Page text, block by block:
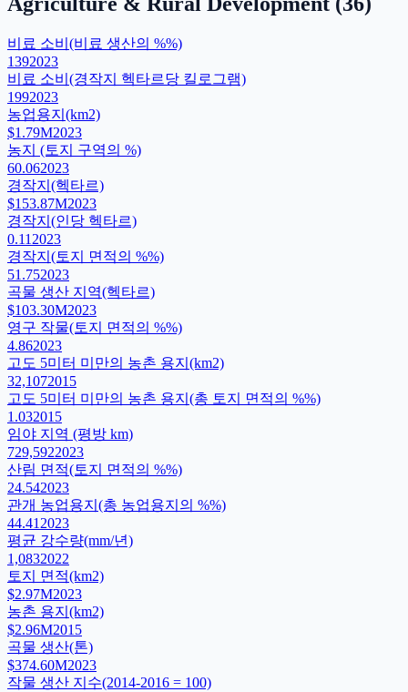
비료 소비(비료 생산의 %%)
1392023
비료 소비(경작지 헥타르당 킬로그램)
1992023
농업용지(km2)
$1.79M2023
농지 (토지 구역의 %)
60.062023
경작지(헥타르)
$153.87M2023
경작지(인당 헥타르)
0.11 2023
경작지(토지 면적의 %%)
51.752023
곡물 생산 지역(헥타르)
$103.30M2023
영구 작물(토지 면적의 %%)
4.862023
고도 5미터 미만의 농촌 용지(km2)
32,1072015
고도 5미터 미만의 농촌 용지(총 토지 면적의 %%)
1.032015
임야 지역 (평방 km)
729,5922023
산림 면적(토지 면적의 %%)
24.542023
관개 농업용지(총 농업용지의 %%)
44.41 2023
평균 강수량(mm/년)
1,0832022
토지 면적(km2)
$2.97M2023
농촌 용지(km2)
$2.96M2015
곡물 생산(톤)
$374.60M2023
작물 생산 지수(2014-2016 = 100)